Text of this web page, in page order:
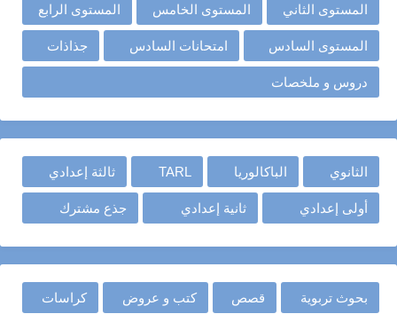
المستوى الثاني المستوى الخامس المستوى الرابع
المستوى السادس امتحانات السادس جذاذات
دروس و ملخصات
الثانوي الباكالوريا TARL ثالثة إعدادي
أولى إعدادي ثانية إعدادي جذع مشترك
بحوث تربوية قصص كتب و عروض كراسات